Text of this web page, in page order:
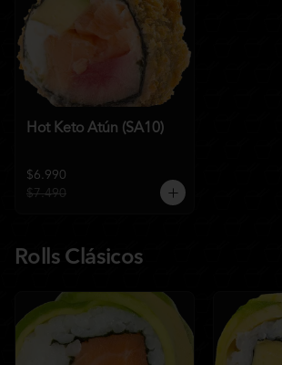
Hot Keto Atún (SA10)
$6.990
$7.490
Rolls Clásicos